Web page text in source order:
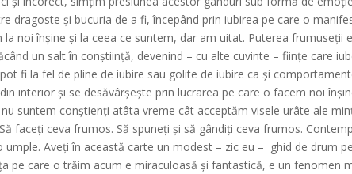
dragoste şi bucuria de a fi, începând prin iubirea pe care o
noi înşine şi la ceea ce suntem, dar am uitat. Puterea frumuseţii
un salt în conştiinţă, devenind – cu alte cuvinte – fiinţe care
fi la fel de pline de iubire sau golite de iubire ca şi
interior şi se desăvârşeşte prin lucrarea pe care o facem noi
suntem conştienţi atâta vreme cât acceptăm visele urâte ale
faceţi ceva frumos. Să spuneţi şi să gândiţi ceva frumos.
Aveţi în această carte un modest – zic eu – ghid de drum
care o trăim acum e miraculoasă şi fantastică, e un fenomen